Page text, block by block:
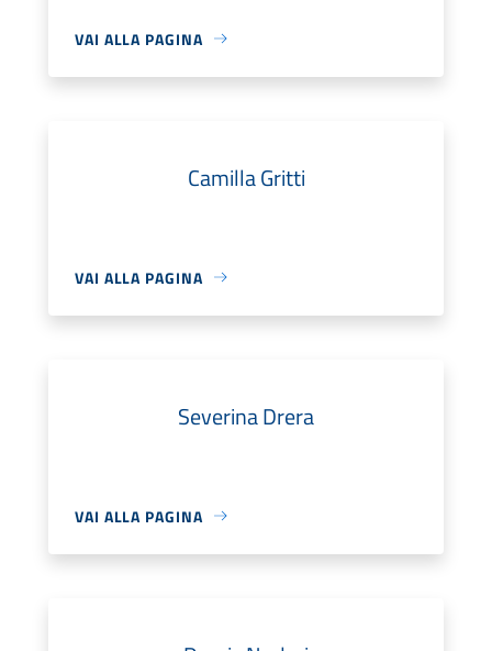
VAI ALLA PAGINA
Camilla Gritti
VAI ALLA PAGINA
Severina Drera
VAI ALLA PAGINA